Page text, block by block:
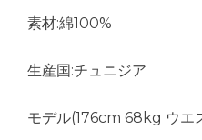
素材:綿100%
生産国:チュニジア
モデル(176cm 68kg ウエ